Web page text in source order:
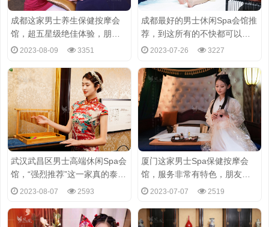
成都这家男士养生保健按摩会
馆，超五星级绝佳体验，朋友
极力推荐
2023-08-09 3351
成都最好的男士休闲Spa会馆推
荐，到这所有的不快都可以得
到缓解
2023-07-26 3227
武汉武昌区男士高端休闲Spa会
馆，“强烈推荐”这一家真的泰酷
辣!2023-08-07 2593
厦门这家男士Spa保健按摩会
馆，服务非常有特色，朋友极
力推荐
2023-07-07 2519